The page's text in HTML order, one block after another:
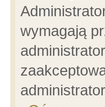
wymagają